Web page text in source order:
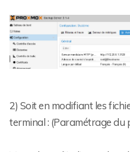
2) Soit en modifiant les
terminal : (Paramétrage